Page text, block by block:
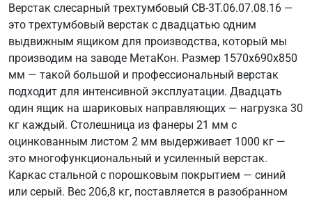
Верстак слесарный трехтумбовый СВ-3Т.06.07.08.16 —
это трехтумбовый верстак с двадцатью одним
выдвижным ящиком для производства, который мы
производим на заводе МетаКон. Размер 1570х690х850
мм — такой большой и профессиональный верстак
подходит для интенсивной эксплуатации. Двадцать
один ящик на шариковых направляющих — нагрузка 30
кг каждый. Столешница из фанеры 21 мм с
оцинкованным листом 2 мм выдерживает 1000 кг —
это многофункциональный и усиленный верстак.
Каркас стальной с порошковым покрытием — синий
или серый. Вес 206,8 кг, поставляется в разобранном